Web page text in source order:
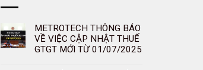
METROTECH THÔNG BÁO
VỀ VIỆC CẬP NHẬT THUẾ
GTGT MỚI TỪ 01/07/2025